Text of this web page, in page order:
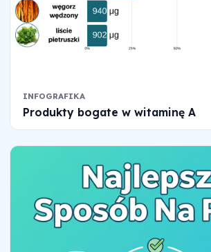
INFOGRAFIKA
Produkty bogate w witaminę A